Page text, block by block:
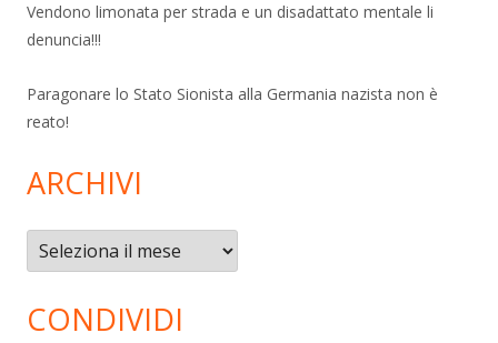
Vendono limonata per strada e un disadattato mentale li
denuncia!!!
Paragonare lo Stato Sionista alla Germania nazista non è
reato!
ARCHIVI
Archivi
CONDIVIDI